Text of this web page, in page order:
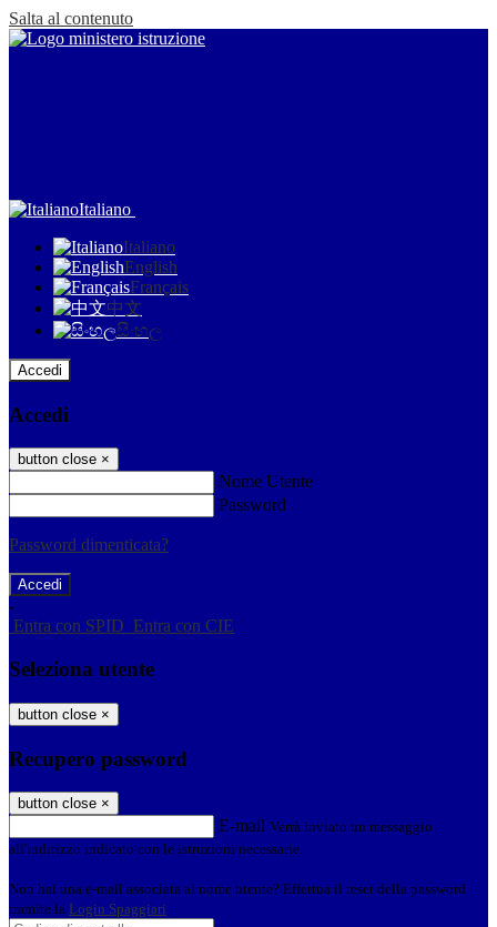
Salta al contenuto
Italiano
Italiano
English
Français
中文
සිංහල
Accedi
Accedi
button close ×
Nome Utente
Password
Password dimenticata?
-
Entra con SPID Entra con CIE
Seleziona utente
button close ×
Recupero password
button close ×
E-mail Verrà inviato un messaggio
all'indirizzo indicato con le istruzioni necessarie.
Non hai una e-mail associata al nome utente? Effettua il reset della password
tramite la Login Spaggiari